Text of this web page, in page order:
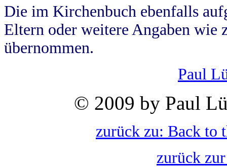
Die im Kirchenbuch ebenfalls
Eltern oder weitere Angaben wie
übernommen.
Paul
© 2009 by Paul
zurück zu: Back to
zurück